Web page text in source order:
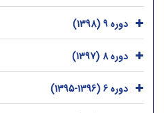
دوره 9 (1398)
دوره 8 (1397)
دوره 6 (1396-1395)